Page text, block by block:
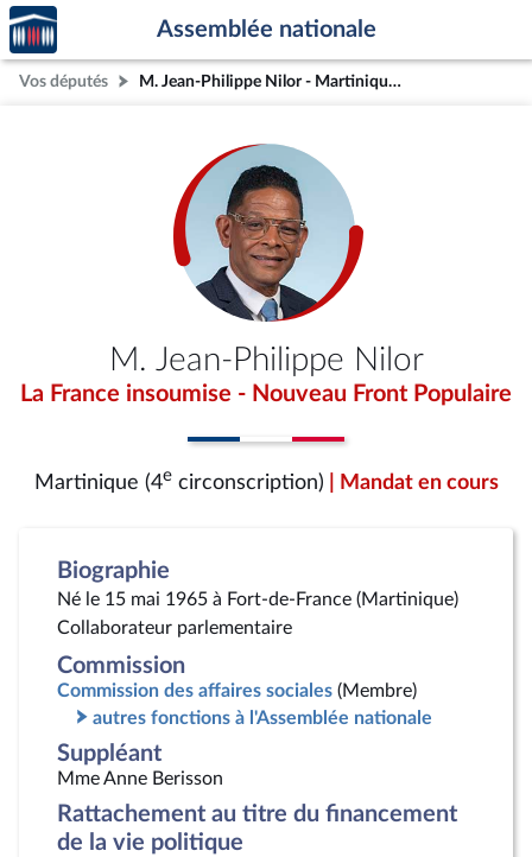
Aller au contenu
Aller en bas de la page
Accèder
à la
page
d'accueil
Assemblée nationale
Vos députés M. Jean-Philippe Nilor - Martinique (4e circonscription)
M. Jean-Philippe Nilor
La France insoumise - Nouveau Front Populaire
Martinique (4ecirconscription) | Mandat en cours
Biographie
Né le 15 mai 1965 à Fort-de-France (Martinique)
Collaborateur parlementaire
Commission
Commission des affaires sociales (Membre)
autres fonctions à l'Assemblée nationale
Suppléant
Mme Anne Berisson
Rattachement au titre du financement
de la vie politique